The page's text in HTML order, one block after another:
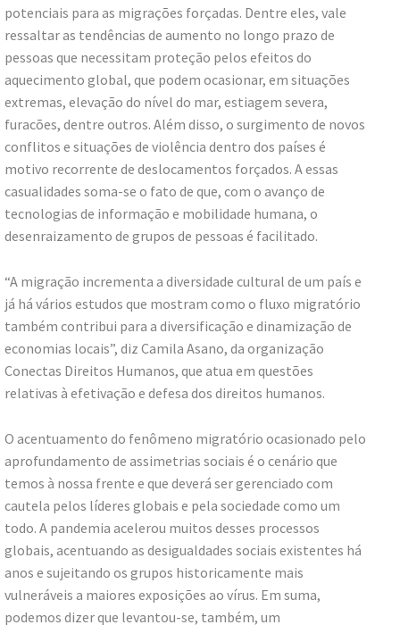
potenciais para as migrações forçadas. Dentre eles, vale
ressaltar as tendências de aumento no longo prazo de
pessoas que necessitam proteção pelos efeitos do
aquecimento global, que podem ocasionar, em situações
extremas, elevação do nível do mar, estiagem severa,
furacões, dentre outros. Além disso, o surgimento de novos
conflitos e situações de violência dentro dos países é
motivo recorrente de deslocamentos forçados. A essas
casualidades soma-se o fato de que, com o avanço de
tecnologias de informação e mobilidade humana, o
desenraizamento de grupos de pessoas é facilitado.
“A migração incrementa a diversidade cultural de um país e
já há vários estudos que mostram como o fluxo migratório
também contribui para a diversificação e dinamização de
economias locais”, diz Camila Asano, da organização
Conectas Direitos Humanos, que atua em questões
relativas à efetivação e defesa dos direitos humanos.
O acentuamento do fenômeno migratório ocasionado pelo
aprofundamento de assimetrias sociais é o cenário que
temos à nossa frente e que deverá ser gerenciado com
cautela pelos líderes globais e pela sociedade como um
todo. A pandemia acelerou muitos desses processos
globais, acentuando as desigualdades sociais existentes há
anos e sujeitando os grupos historicamente mais
vulneráveis a maiores exposições ao vírus. Em suma,
podemos dizer que levantou-se, também, um